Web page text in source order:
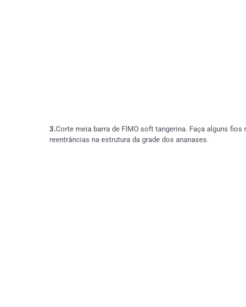
3.Corte meia barra de FIMO soft tangerina. Faça alguns
reentrâncias na estrutura da grade dos ananases.